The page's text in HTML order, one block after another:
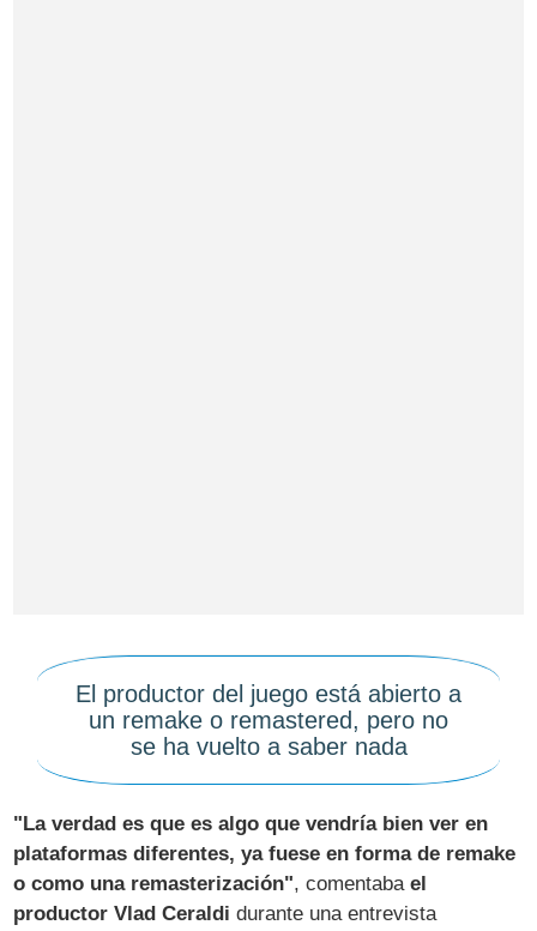
El productor del juego está abierto a
un remake o remastered, pero no
se ha vuelto a saber nada
"La verdad es que es algo que vendría bien ver en
plataformas diferentes, ya fuese en forma de remake
o como una remasterización", comentabael
productor Vlad Ceraldi durante una entrevista